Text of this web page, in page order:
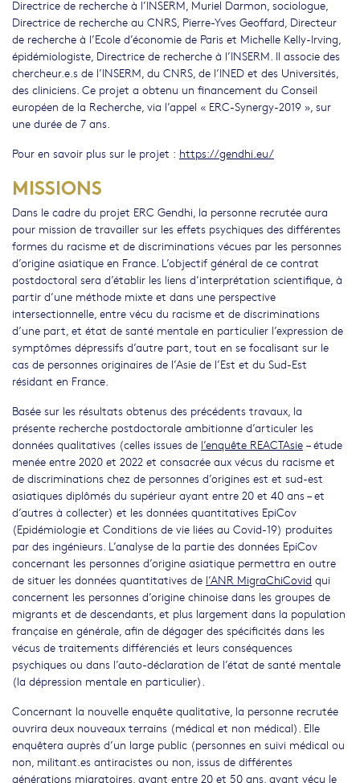
Directrice de recherche à l’INSERM, Muriel Darmon, sociologue,
Directrice de recherche au CNRS, Pierre-Yves Geoffard, Directeur
de recherche à l’Ecole d’économie de Paris et Michelle Kelly-Irving,
épidémiologiste, Directrice de recherche à l’INSERM. Il associe des
chercheur.e.s de l’INSERM, du CNRS, de l’INED et des Universités,
des cliniciens. Ce projet a obtenu un financement du Conseil
européen de la Recherche, via l’appel « ERC-Synergy-2019 », sur
une durée de 7 ans.
Pour en savoir plus sur le projet : https://gendhi.eu/
MISSIONS
Dans le cadre du projet ERC Gendhi, la personne recrutée aura
pour mission de travailler sur les effets psychiques des différentes
formes du racisme et de discriminations vécues par les personnes
d’origine asiatique en France. L’objectif général de ce contrat
postdoctoral sera d’établir les liens d’interprétation scientifique, à
partir d’une méthode mixte et dans une perspective
intersectionnelle, entre vécu du racisme et de discriminations
d’une part, et état de santé mentale en particulier l’expression de
symptômes dépressifs d’autre part, tout en se focalisant sur le
cas de personnes originaires de l’Asie de l’Est et du Sud-Est
résidant en France.
Basée sur les résultats obtenus des précédents travaux, la
présente recherche postdoctorale ambitionne d’articuler les
données qualitatives (celles issues de l’enquête REACTAsie – étude
menée entre 2020 et 2022 et consacrée aux vécus du racisme et
de discriminations chez de personnes d’origines est et sud-est
asiatiques diplômés du supérieur ayant entre 20 et 40 ans – et
d’autres à collecter) et les données quantitatives EpiCov
(Epidémiologie et Conditions de vie liées au Covid-19) produites
par des ingénieurs. L’analyse de la partie des données EpiCov
concernant les personnes d’origine asiatique permettra en outre
de situer les données quantitatives de l’ANR MigraChiCovid qui
concernent les personnes d’origine chinoise dans les groupes de
migrants et de descendants, et plus largement dans la population
française en générale, afin de dégager des spécificités dans les
vécus de traitements différenciés et leurs conséquences
psychiques ou dans l’auto-déclaration de l’état de santé mentale
(la dépression mentale en particulier).
Concernant la nouvelle enquête qualitative, la personne recrutée
ouvrira deux nouveaux terrains (médical et non médical). Elle
enquêtera auprès d’un large public (personnes en suivi médical ou
non, militant.es antiracistes ou non, issus de différentes
générations migratoires, ayant entre 20 et 50 ans, ayant vécu le